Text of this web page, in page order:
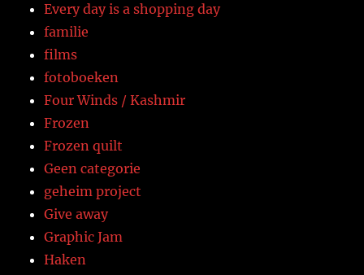
Every day is a shopping day
familie
films
fotoboeken
Four Winds / Kashmir
Frozen
Frozen quilt
Geen categorie
geheim project
Give away
Graphic Jam
Haken